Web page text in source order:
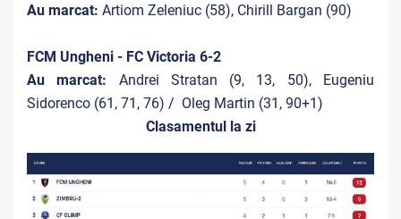
Au marcat: Artiom Zeleniuc (58), Chirill Bargan (90)
FCM Ungheni - FC Victoria 6-2
Au marcat: Andrei Stratan (9, 13, 50), Eugeniu
Sidorenco (61, 71, 76) / Oleg Martin (31, 90+1)
Clasamentul la zi